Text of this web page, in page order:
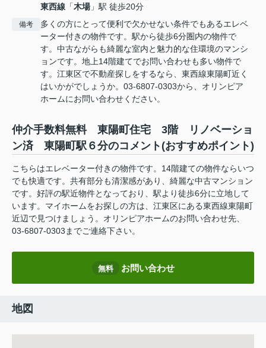
東西線 「木場」駅 徒歩20分
備考
多くの方にとって便利で欠かせない条件でもあるエレベ
ーター付きの物件です。駅から徒歩6分圏内の物件で
す。中古ながらも綺麗な室内と魅力的な住環境のマンシ
ョンです。地上14階建てでお問い合わせも多い物件で
す。江東区で不動産探しをするなら、東西線東陽町近く
はいかがでしょうか。03-6807-0303から、オリンピア
ホームにお問い合わせください。
仲介手数料無料 東陽町住宅 3階 リノベーショ
ン済 東陽町駅６分のコメント(おすすめポイント)
こちらはエレベーター付きの物件です。14階建ての物件ならいつ
でも快適です。共有部分も清潔感があり、綺麗な中古マンション
です。好評の駅近物件となっており、駅より徒歩6分に立地して
います。マイホームをお探しの方は、江東区にある東西線東陽町
近辺で見つけましょう。オリンピアホームのお問い合わせ先、
03-6807-0303までご連絡下さい。
無料 お問い合わせ
地図